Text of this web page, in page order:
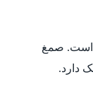
است. صمغ
دارد.